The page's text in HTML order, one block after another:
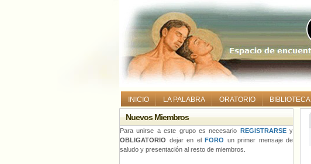
INICIO LA PALABRA ORATORIO BIBLIOTECA
Nuevos Miembros
Para unirse a este grupo es necesario REGISTRARSEy
OBLIGATORIO dejar en el FORO un primer mensaje de
saludo y presentación al resto de miembros.